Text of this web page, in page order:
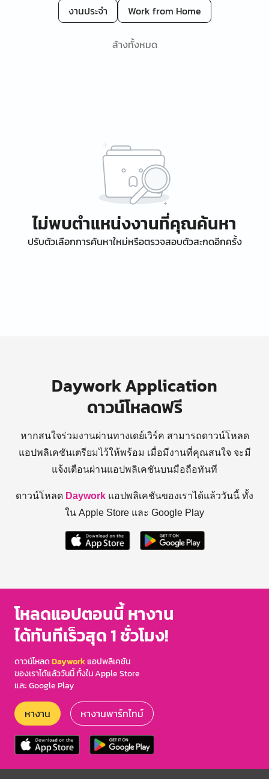
งานประจำ
Work from Home
ล้างทั้งหมด
ไม่พบตำแหน่งงานที่คุณค้นหา
ปรับตัวเลือกการค้นหาใหม่หรือตรวจสอบตัวสะกดอีกครั้ง
Daywork Application
ดาวน์โหลดฟรี
หากสนใจร่วมงานผ่านทางเดย์เวิร์ค สามารถดาวน์โหลด
แอปพลิเคชันเตรียมไว้ให้พร้อม เมื่อมีงานที่คุณสนใจ จะมี
แจ้งเตือนผ่านแอปพลิเคชันบนมือถือทันที
ดาวน์โหลด Daywork แอปพลิเคชันของเราได้แล้ววันนี้ ทั้ง
ใน Apple Store และ Google Play
โหลดแอปตอนนี้ หางาน
ได้ทันทีเร็วสุด 1 ชั่วโมง!
ดาวน์โหลดDayworkแอปพลิเคชัน
ของเราได้แล้ววันนี้ ทั้งใน Apple Store
และ Google Play
หางาน หางานพาร์ทไทม์